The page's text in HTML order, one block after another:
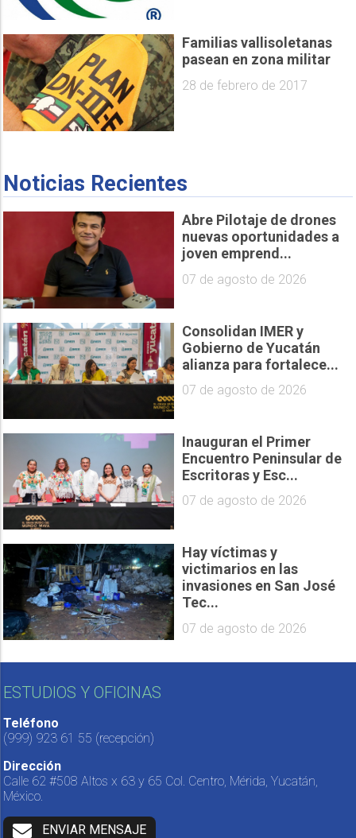
Familias vallisoletanas
pasean en zona militar
28 de febrero de 2017
Noticias Recientes
Abre Pilotaje de drones
nuevas oportunidades a
joven emprend...
07 de agosto de 2026
Consolidan IMER y
Gobierno de Yucatán
alianza para fortalece...
07 de agosto de 2026
Inauguran el Primer
Encuentro Peninsular de
Escritoras y Esc...
07 de agosto de 2026
Hay víctimas y
victimarios en las
invasiones en San José
Tec...
07 de agosto de 2026
ESTUDIOS Y OFICINAS
Teléfono
(999) 923 61 55 (recepción)
Dirección
Calle 62 #508 Altos x 63 y 65 Col. Centro, Mérida, Yucatán,
México.
ENVIAR MENSAJE